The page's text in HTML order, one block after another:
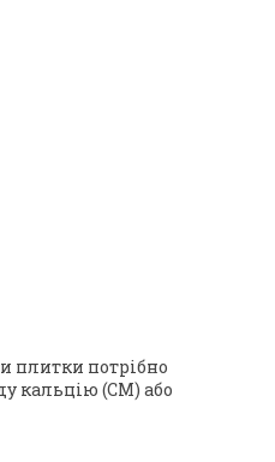
плитки потрібно
кальцію (СМ) або